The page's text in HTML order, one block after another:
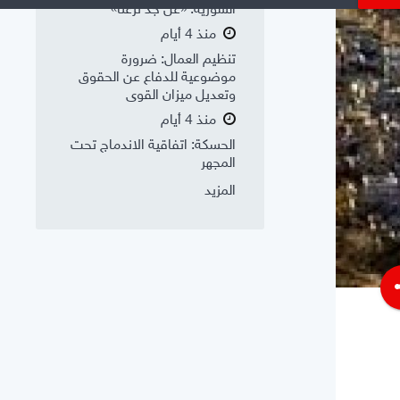
السورية: «عن جد نزعتا»
منذ 4 أيام
تنظيم العمال: ضرورة
موضوعية للدفاع عن الحقوق
وتعديل ميزان القوى
منذ 4 أيام
الحسكة: اتفاقية الاندماج تحت
المجهر
المزيد